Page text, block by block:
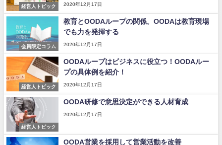
経営人トピック 2020年12月17日
会員限定コラム
教育とOODAループの関係。OODAは教育現場
でも力を発揮する
2020年12月17日
経営人トピック
OODAループはビジネスに役立つ！OODAルー
プの具体例を紹介！
2020年12月17日
経営人トピック
OODA研修で意思決定ができる人材育成
2020年12月17日
OODA営業を採用して営業活動を改善